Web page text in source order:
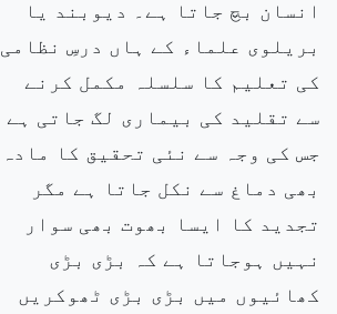
انسان بچ جاتا ہے۔ دیوبند یا
بریلوی علماء کے ہاں درسِ نظامی
کی تعلیم کا سلسلہ مکمل کرنے
سے تقلید کی بیماری لگ جاتی ہے
جس کی وجہ سے نئی تحقیق کا مادہ
بھی دماغ سے نکل جاتا ہے مگر
تجدید کا ایسا بھوت بھی سوار
نہیں ہوجاتا ہے کہ بڑی بڑی
کھائیوں میں بڑی بڑی ٹھوکریں